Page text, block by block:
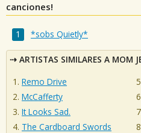
canciones!
*sobs Quietly*
ARTISTAS SIMILARES A MOM
Remo Drive
McCafferty
It Looks Sad.
The Cardboard Swords